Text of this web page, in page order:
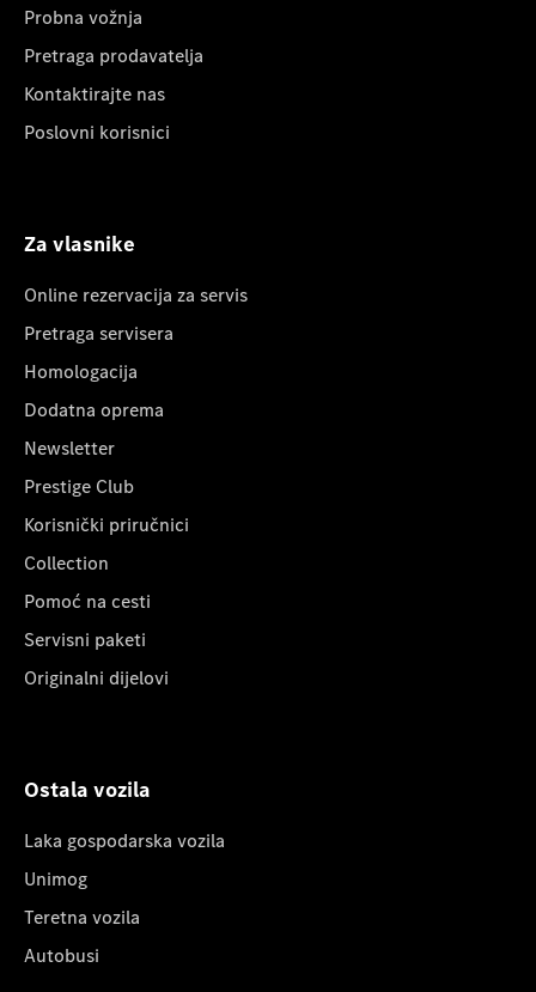
Probna vožnja
Pretraga prodavatelja
Kontaktirajte nas
Poslovni korisnici
Za vlasnike
Online rezervacija za servis
Pretraga servisera
Homologacija
Dodatna oprema
Newsletter
Prestige Club
Korisnički priručnici
Collection
Pomoć na cesti
Servisni paketi
Originalni dijelovi
Ostala vozila
Laka gospodarska vozila
Unimog
Teretna vozila
Autobusi